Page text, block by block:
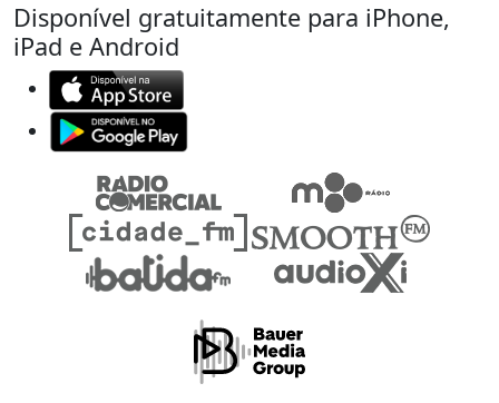
Disponível gratuitamente para iPhone,
iPad e Android